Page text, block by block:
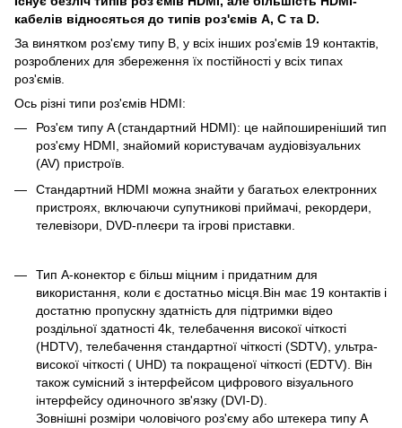
кабелів відносяться до типів роз'ємів A, C та D.
За винятком роз'єму типу B, у всіх інших роз'ємів 19 контактів,
розроблених для збереження їх постійності у всіх типах
роз'ємів.
Ось різні типи роз'ємів HDMI:
Роз'єм типу A (стандартний HDMI): це найпоширеніший тип
роз'єму HDMI, знайомий користувачам аудіовізуальних
(AV) пристроїв.
Стандартний HDMI можна знайти у багатьох електронних
пристроях, включаючи супутникові приймачі, рекордери,
телевізори, DVD-плеєри та ігрові приставки.
Тип А-конектор є більш міцним і придатним для
використання, коли є достатньо місця.Він має 19 контактів і
достатню пропускну здатність для підтримки відео
роздільної здатності 4k, телебачення високої чіткості
(HDTV), телебачення стандартної чіткості (SDTV), ультра-
високої чіткості ( UHD) та покращеної чіткості (EDTV). Він
також сумісний з інтерфейсом цифрового візуального
інтерфейсу одиночного зв'язку (DVI-D).
Зовнішні розміри чоловічого роз'єму або штекера типу А